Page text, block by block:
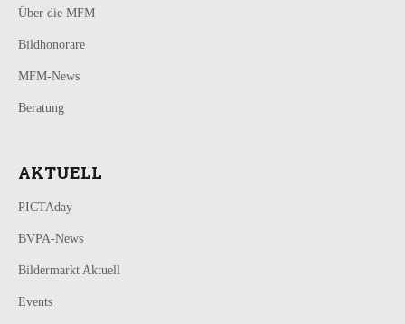
Über die MFM
Bildhonorare
MFM-News
Beratung
AKTUELL
PICTAday
BVPA-News
Bildermarkt Aktuell
Events